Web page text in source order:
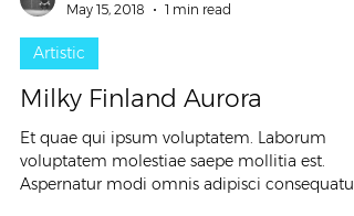
May 15, 2018
1 min read
Artistic
Milky Finland Aurora
Et quae qui ipsum voluptatem. Laborum
voluptatem molestiae saepe mollitia est.
Aspernatur modi omnis adipisci consequatur